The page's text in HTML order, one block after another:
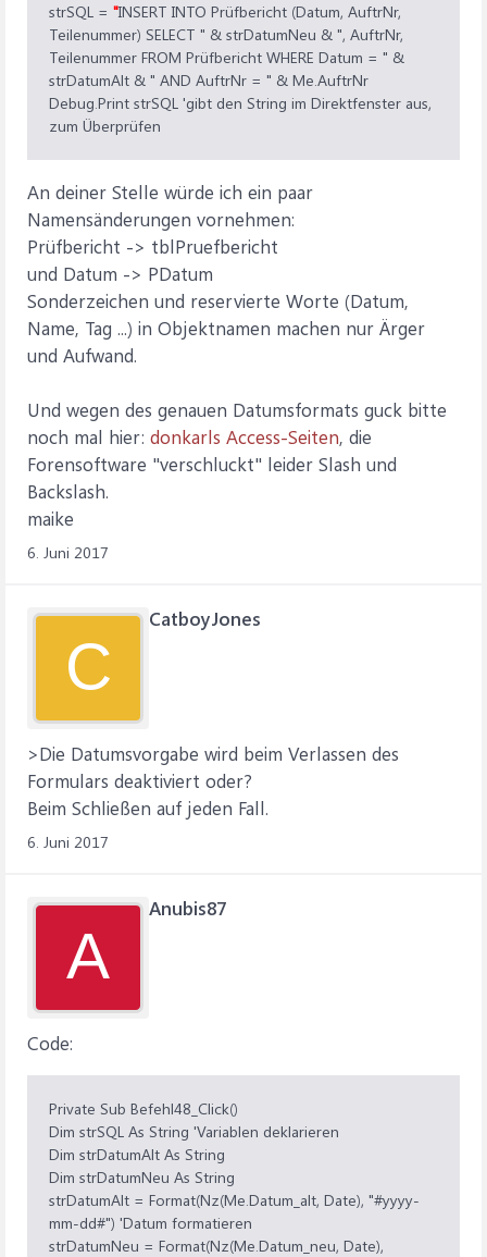
strSQL = "INSERT INTO Prüfbericht (Datum, AuftrNr,
Teilenummer) SELECT " & strDatumNeu & ", AuftrNr,
Teilenummer FROM Prüfbericht WHERE Datum = " &
strDatumAlt & " AND AuftrNr = " & Me.AuftrNr
Debug.Print strSQL 'gibt den String im Direktfenster aus,
zum Überprüfen
An deiner Stelle würde ich ein paar
Namensänderungen vornehmen:
Prüfbericht -> tblPruefbericht
und Datum -> PDatum
Sonderzeichen und reservierte Worte (Datum,
Name, Tag ...) in Objektnamen machen nur Ärger
und Aufwand.
Und wegen des genauen Datumsformats guck bitte
noch mal hier: donkarls Access-Seiten, die
Forensoftware "verschluckt" leider Slash und
Backslash.
maike
6. Juni 2017
C
CatboyJones
>Die Datumsvorgabe wird beim Verlassen des
Formulars deaktiviert oder?
Beim Schließen auf jeden Fall.
6. Juni 2017
A
Anubis87
Code:
Private Sub Befehl48_Click()
Dim strSQL As String 'Variablen deklarieren
Dim strDatumAlt As String
Dim strDatumNeu As String
strDatumAlt = Format(Nz(Me.Datum_alt, Date), "#yyyy-
mm-dd#") 'Datum formatieren
strDatumNeu = Format(Nz(Me.Datum_neu, Date),